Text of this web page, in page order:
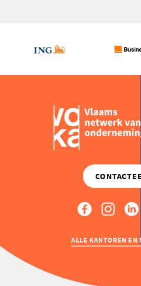
ALLE KANTOREN EN